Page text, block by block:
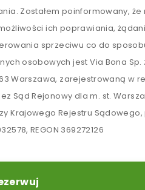
Zostałem poinformowany, że
ich poprawiania,
sprzeciwu co do
osobowych jest Via Bona Sp.
Warszawa, zarejestrowaną w
Sąd Rejonowy dla m. st.
Krajowego Rejestru
REGON 369272126